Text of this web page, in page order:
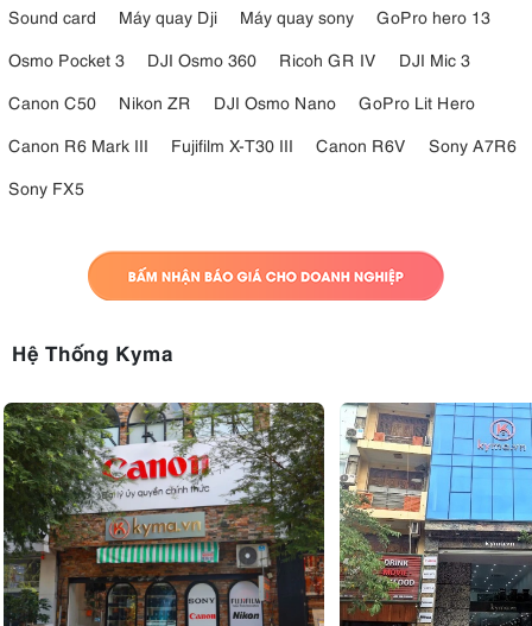
Sound card
Máy quay Dji Máy quay sony
GoPro hero 13
Osmo Pocket 3
DJI Osmo 360 Ricoh GR IV
DJI Mic 3
Canon C50
Nikon ZR DJI Osmo Nano
GoPro Lit Hero
Canon R6 Mark III
Fujifilm X-T30 III Canon R6V
Sony A7R6
Sony FX5
Hệ Thống Kyma